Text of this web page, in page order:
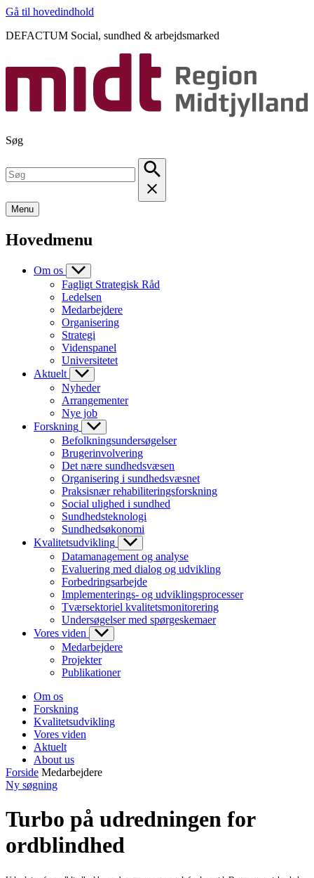
Gå til hovedindhold
DEFACTUM Social, sundhed & arbejdsmarked
Søg
Menu
Hovedmenu
Om os
Fagligt Strategisk Råd
Ledelsen
Medarbejdere
Organisering
Strategi
Videnspanel
Universitetet
Aktuelt
Nyheder
Arrangementer
Nye job
Forskning
Befolkningsundersøgelser
Brugerinvolvering
Det nære sundhedsvæsen
Organisering i sundhedsvæsnet
Praksisnær rehabiliteringsforskning
Social ulighed i sundhed
Sundhedsteknologi
Sundhedsøkonomi
Kvalitetsudvikling
Datamanagement og analyse
Evaluering med dialog og udvikling
Forbedringsarbejde
Implementerings- og udviklingsprocesser
Tværsektoriel kvalitetsmonitorering
Undersøgelser med spørgeskemaer
Vores viden
Medarbejdere
Projekter
Publikationer
Om os
Forskning
Kvalitetsudvikling
Vores viden
Aktuelt
About us
Forside Medarbejdere
Ny søgning
Turbo på udredningen for
ordblindhed